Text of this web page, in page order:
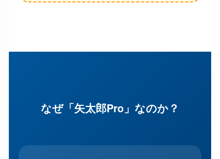
なぜ「矢太郎Pro」なのか？